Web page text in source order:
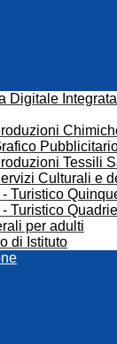
Digitale Integrata
Tessili
Culturali e
- Turistico
Turistico
per adulti
di Istituto